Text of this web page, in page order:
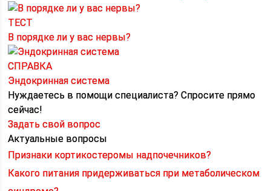
ТЕСТ
В порядке ли у вас нервы?
СПРАВКА
Эндокринная система
Нуждаетесь в помощи специалиста?Спросите прямо
сейчас!
Задать свой вопрос
Актуальные вопросы
Признаки кортикостеромы надпочечников?
Какого питания придерживаться при метаболическом